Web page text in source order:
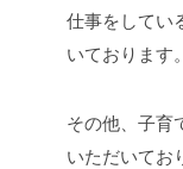
仕事をしてい
いております。
その他、子育
いただいてお